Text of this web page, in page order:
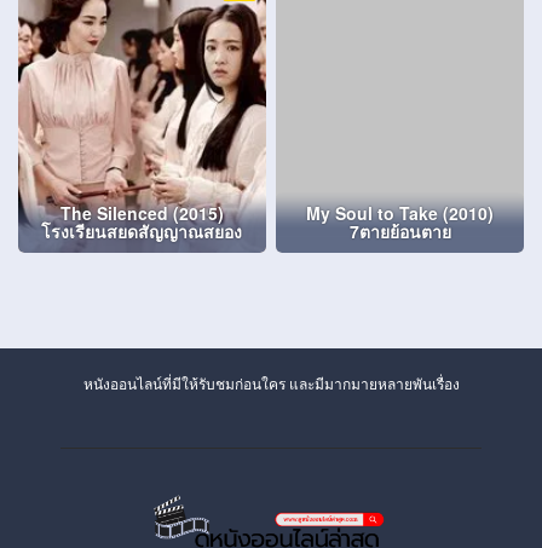
The Silenced (2015)
โรงเรียนสยดสัญญาณสยอง
My Soul to Take (2010)
7ตายย้อนตาย
หนังออนไลน์ที่มีให้รับชมก่อนใคร และมีมากมายหลายพันเรื่อง